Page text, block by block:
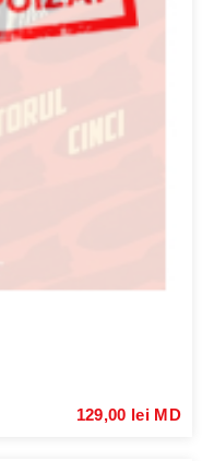
129,00 lei MD